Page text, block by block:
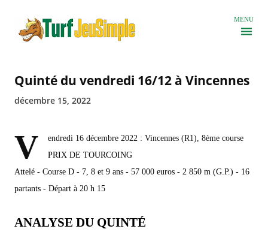
MENU
Quinté du vendredi 16/12 à Vincennes
décembre 15, 2022
V
endredi 16 décembre 2022 : Vincennes (R1), 8ème course
PRIX DE TOURCOING
Attelé - Course D - 7, 8 et 9 ans - 57 000 euros - 2 850 m (G.P.) - 16
partants - Départ à 20 h 15
ANALYSE DU QUINTÉ